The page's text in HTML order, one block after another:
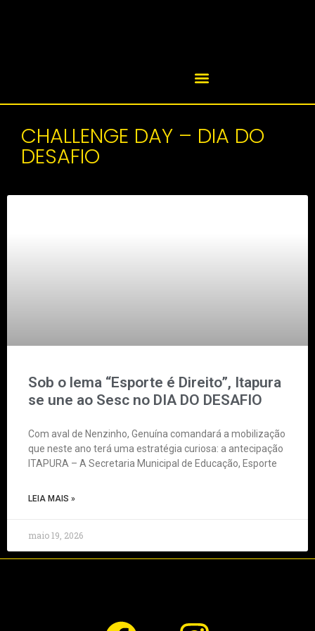
CHALLENGE DAY – DIA DO
DESAFIO
Sob o lema “Esporte é Direito”, Itapura
se une ao Sesc no DIA DO DESAFIO
Com aval de Nenzinho, Genuína comandará a mobilização
que neste ano terá uma estratégia curiosa: a antecipação
ITAPURA – A Secretaria Municipal de Educação, Esporte
LEIA MAIS »
maio 19, 2026